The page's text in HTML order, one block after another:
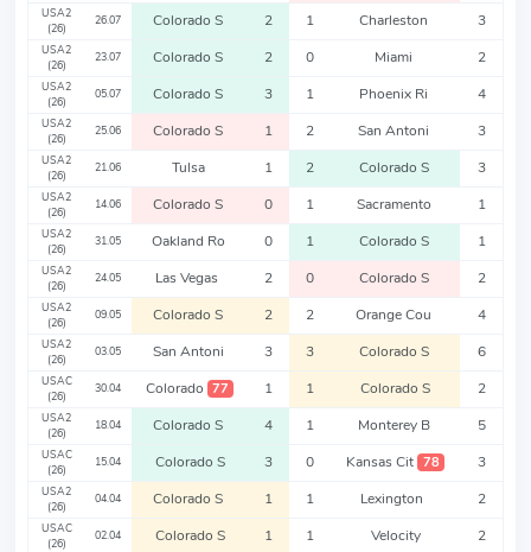
USA2
(26)
26.07 Colorado S 2 1 Charleston 3
USA2
(26)
23.07 Colorado S 2 0 Miami 2
USA2
(26)
05.07 Colorado S 3 1 Phoenix Ri 4
USA2
(26)
25.06 Colorado S 1 2 San Antoni 3
USA2
(26)
21.06 Tulsa 1 2 Colorado S 3
USA2
(26)
14.06 Colorado S 0 1 Sacramento 1
USA2
(26)
31.05 Oakland Ro 0 1 Colorado S 1
USA2
(26)
24.05 Las Vegas 2 0 Colorado S 2
USA2
(26)
09.05 Colorado S 2 2 Orange Cou 4
USA2
(26)
03.05 San Antoni 3 3 Colorado S 6
USAC
(26)
30.04 Colorado 77 1 1 Colorado S 2
USA2
(26)
18.04 Colorado S 4 1 Monterey B 5
USAC
(26)
15.04 Colorado S 3 0 Kansas Cit 78 3
USA2
(26)
04.04 Colorado S 1 1 Lexington 2
USAC
(26)
02.04 Colorado S 1 1 Velocity 2